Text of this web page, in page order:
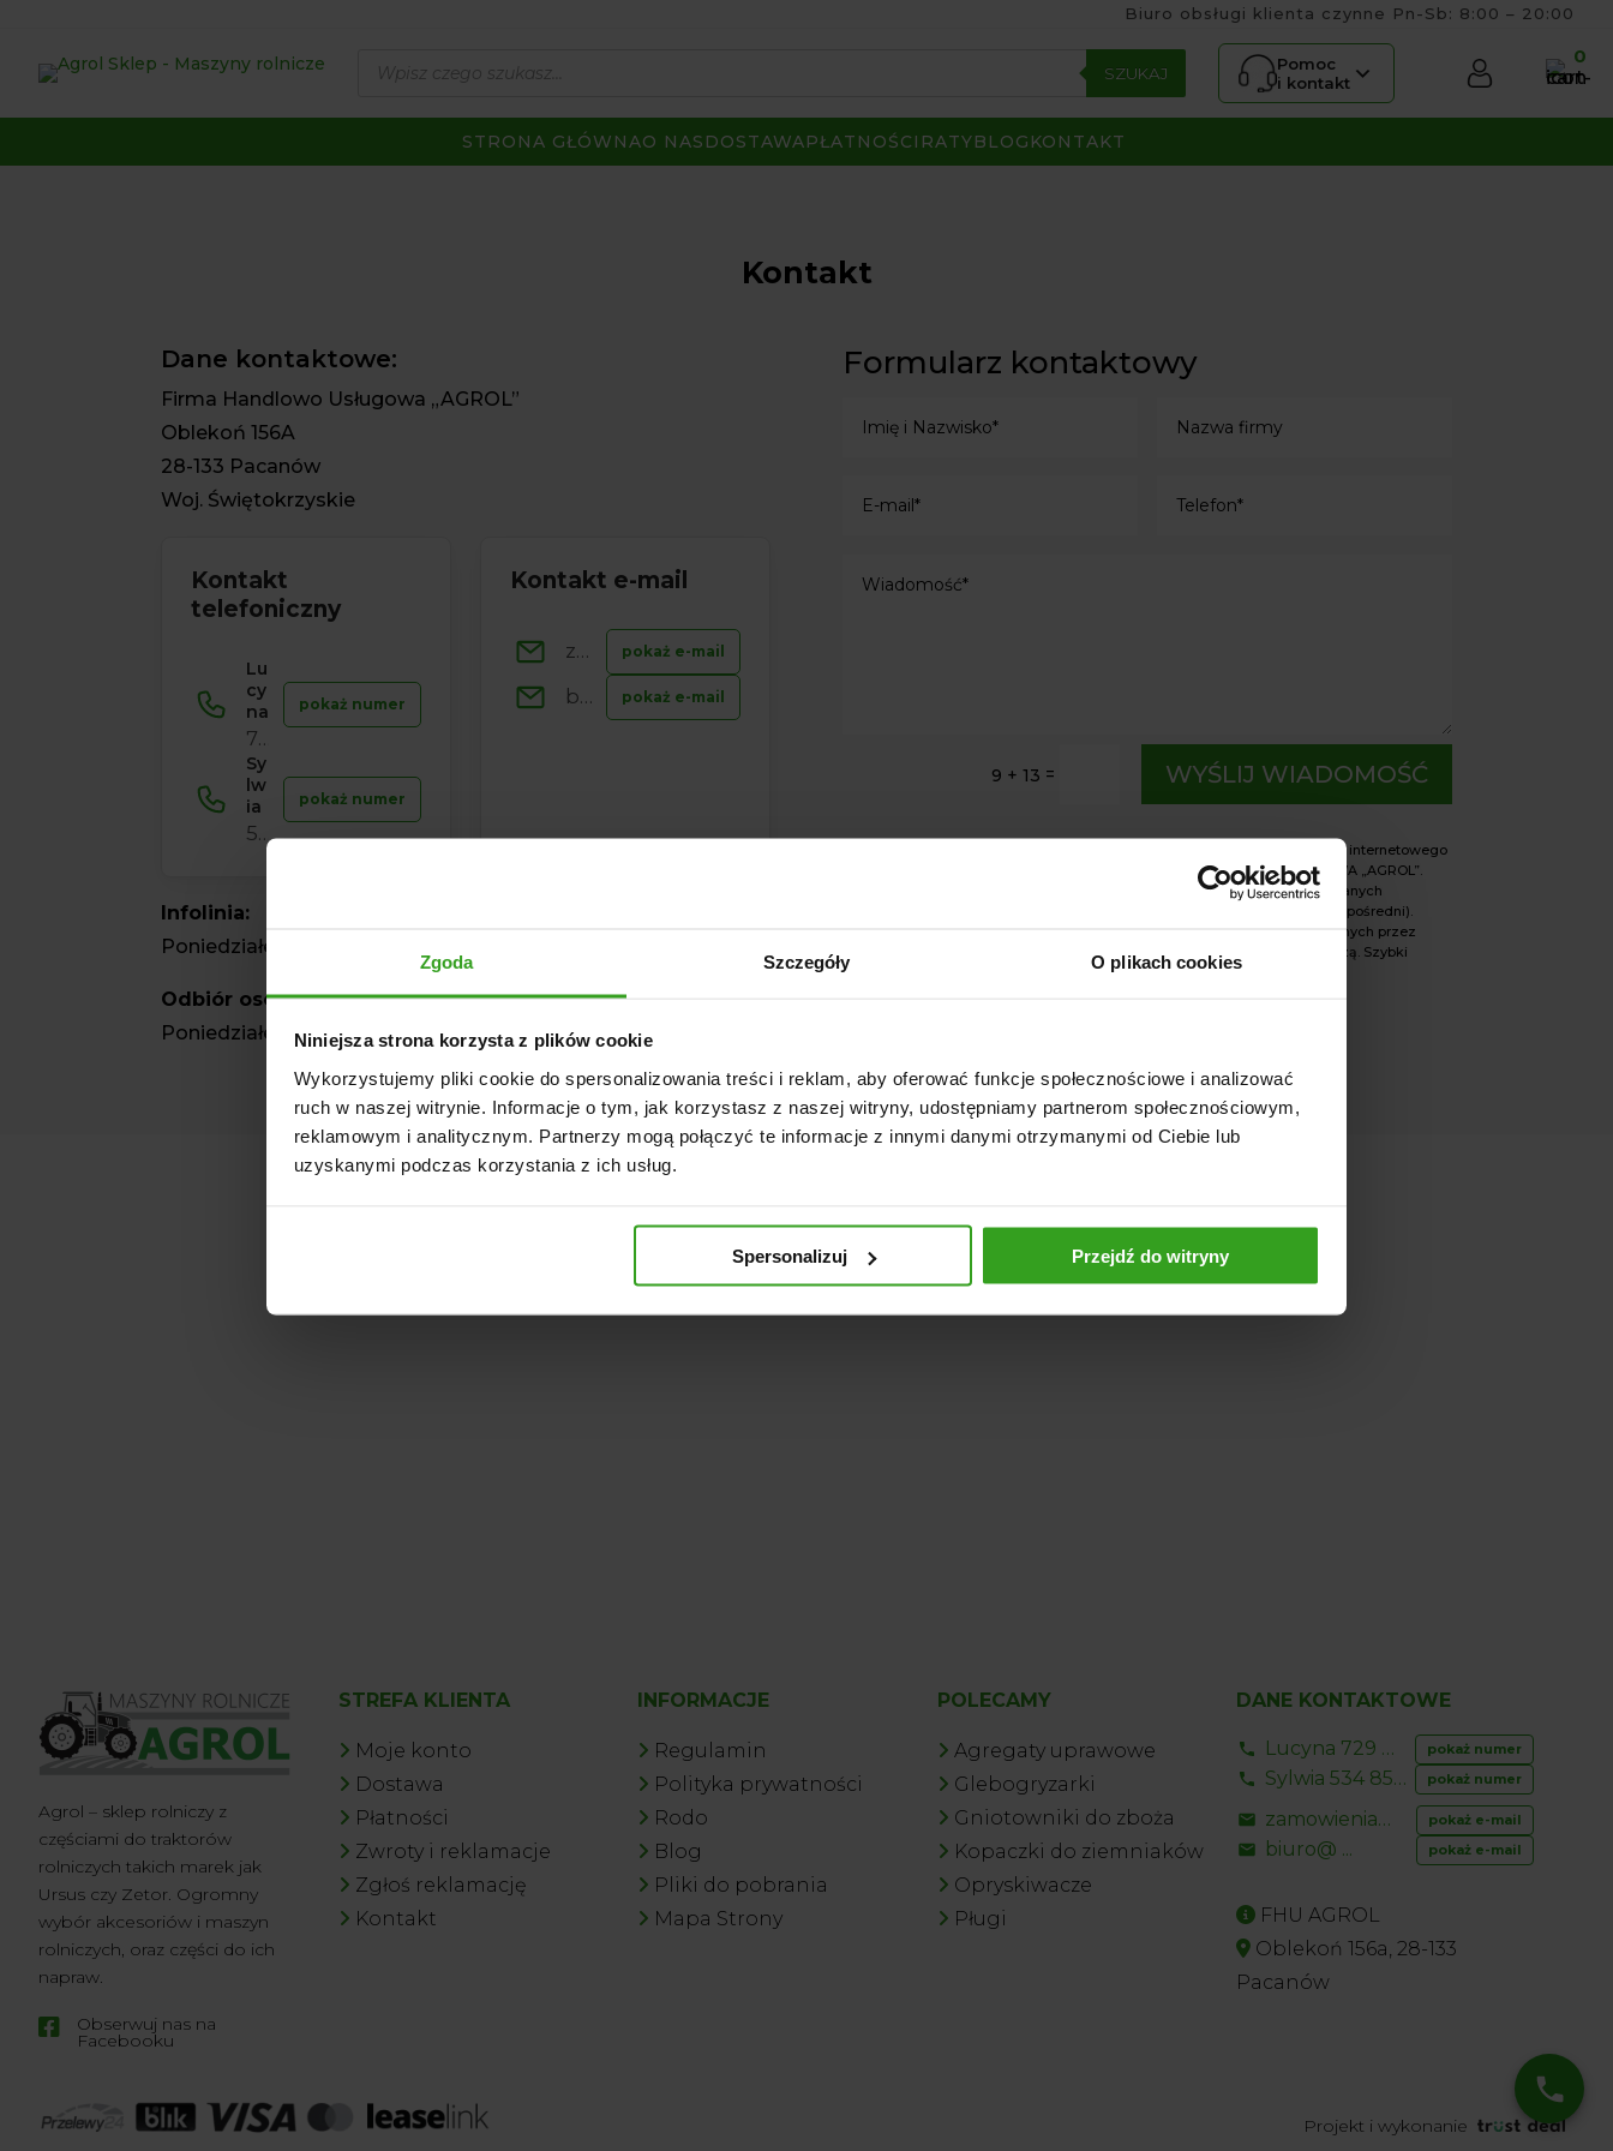
Zgoda Szczegóły O plikach cookies
Niniejsza strona korzysta z plików cookie
Wykorzystujemy pliki cookie do spersonalizowania treści i reklam, aby oferować funkcje społecznościowe i analizować
ruch w naszej witrynie. Informacje o tym, jak korzystasz z naszej witryny, udostępniamy partnerom społecznościowym,
reklamowym i analitycznym. Partnerzy mogą połączyć te informacje z innymi danymi otrzymanymi od Ciebie lub
uzyskanymi podczas korzystania z ich usług.
Spersonalizuj Przejdź do witryny
Biuro obsługi klienta czynne Pn-Sb: 8:00 – 20:00
produktów SZUKAJ
Pomoc
i kontakt
0
STRONA GŁÓWNAO NAS DOSTAWAPŁATNOŚCI RATYBLOG KONTAKT
Kontakt
Dane kontaktowe:
Firma Handlowo Usługowa „AGROL”
Oblekoń 156A
28-133 Pacanów
Woj. Świętokrzyskie
Kontakt
telefoniczny
Lu
cy
na
729 856 ...
pokaż numer
Sy
lw
ia
534 853 ...
pokaż numer
Kontakt e-mail
zamowienia@ ... pokaż e-mail
biuro@ ... pokaż e-mail
Infolinia:
Poniedziałek – Sobota 8:00 – 20.00
Odbiór osobisty:
Poniedziałek – Piątek 8:00 – 16.00
Formularz kontaktowy
9 + 13 = WYŚLIJ WIADOMOŚĆ
Administratorem danych osobowych zbieranych za pośrednictwem sklepu internetowego
jest Sprzedawca KONSTANTIN SIEMIONOW FIRMA HANDLOWO-USŁUGOWA „AGROL”.
Dane są lub mogą być przetwarzane w celach oraz na podstawach wskazanych
szczegółowo w polityce prywatności (np. realizacja umowy, marketing bezpośredni).
Polityka prywatności zawiera pełną informację na temat przetwarzania danych przez
administratora wraz z prawami przysługującymi osobie, której dane dotyczą. Szybki
kontakt z administratorem: biuro@agrolsklep.pl lub tel.: 794531666.
Agrol – sklep rolniczy z
częściami do traktorów
rolniczych takich marek jak
Ursus czy Zetor. Ogromny
wybór akcesoriów i maszyn
rolniczych, oraz części do ich
napraw.
 Obserwuj nas na
Facebooku
STREFA KLIENTA
Moje konto
Dostawa
Płatności
Zwroty i reklamacje
Zgłoś reklamację
Kontakt
INFORMACJE
Regulamin
Polityka prywatności
Rodo
Blog
Pliki do pobrania
Mapa Strony
POLECAMY
Agregaty uprawowe
Glebogryzarki
Gniotowniki do zboża
Kopaczki do ziemniaków
Opryskiwacze
Pługi
DANE KONTAKTOWE
Lucyna 729 856 ... pokaż numer
Sylwia 534 853 ... pokaż numer
zamowienia@ ... pokaż e-mail
biuro@ ... pokaż e-mail
FHU AGROL
Oblekoń 156a, 28-133
Pacanów
Projekt i wykonanie